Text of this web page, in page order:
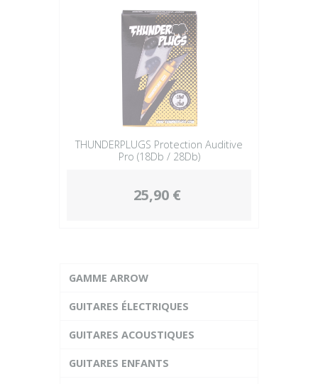
THUNDERPLUGS Protection Auditive
Pro (18Db / 28Db)
25,90 €
GAMME ARROW
GUITARES ÉLECTRIQUES
GUITARES ACOUSTIQUES
GUITARES ENFANTS